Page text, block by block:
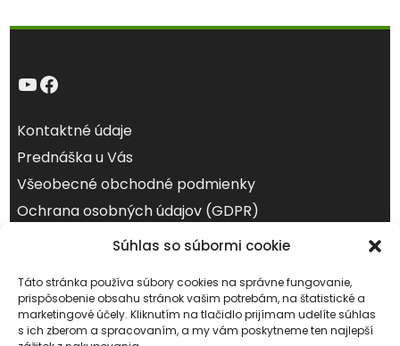
Súhlas so súbormi cookie
Táto stránka používa súbory cookies na správne fungovanie,
prispôsobenie obsahu stránok vašim potrebám, na štatistické a
marketingové účely. Kliknutím na tlačidlo prijímam udelíte súhlas
s ich zberom a spracovaním, a my vám poskytneme ten najlepší
YouTube
Facebook
Kontaktné údaje
Prednáška u Vás
Všeobecné obchodné podmienky
Ochrana osobných údajov (GDPR)
august 2026
Po
Ut St Št Pi So
Ne
1
2
3
4 5 6 7 8 9